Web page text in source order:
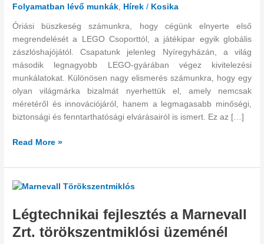
Folyamatban lévő munkák Hírek / Kosika
Óriási büszkeség számunkra, hogy cégünk elnyerte első
megrendelését a LEGO Csoporttól, a játékipar egyik globális
zászlóshajójától. Csapatunk jelenleg Nyíregyházán, a világ
második legnagyobb LEGO-gyárában végez kivitelezési
munkálatokat. Különösen nagy elismerés számunkra, hogy egy
olyan világmárka bizalmát nyerhettük el, amely nemcsak
méretéről és innovációjáról, hanem a legmagasabb minőségi,
biztonsági és fenntarthatósági elvárásairól is ismert. Ez az […]
Read More »
Légtechnikai fejlesztés a Marnevall
Zrt. törökszentmiklósi üzeménél
Légtechnikai
a
Marnevall
Zrt.